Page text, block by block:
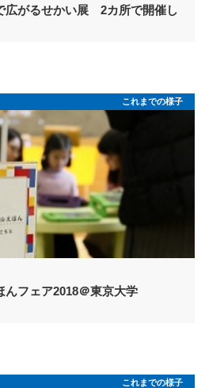
広がるせかい展 2カ所で開催し
これまでの様子
んフェア2018＠東京大学
これまでの様子